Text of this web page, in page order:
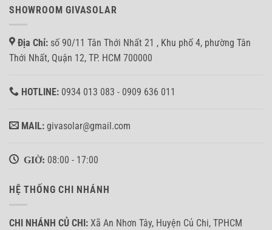
anh
Nhân
Tân
lưới
3.7KW
ở
SHOWROOM GIVASOLAR
Địa Chỉ: số 90/11 Tân Thới Nhất 21 , Khu phố 4, phường Tân
Thới Nhất, Quận 12, TP. HCM 700000
HOTLINE: 0934 013 083 - 0909 636 011
MAIL: givasolar@gmail.com
GIỜ: 08:00 - 17:00
HỆ THỐNG CHI NHÁNH
CHI NHÁNH CỦ CHI: Xã An Nhơn Tây, Huyện Củ Chi, TPHCM